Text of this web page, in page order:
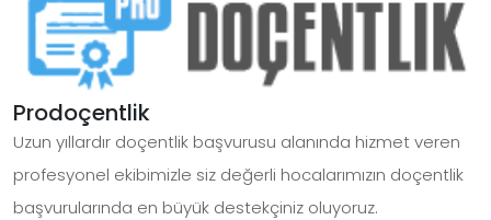
Prodoçentlik
Uzun yıllardır doçentlik başvurusu alanında hizmet veren
profesyonel ekibimizle siz değerli hocalarımızın doçentlik
başvurularında en büyük destekçiniz oluyoruz.